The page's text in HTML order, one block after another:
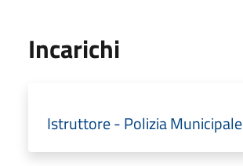
Incarichi
Istruttore - Polizia Municipale